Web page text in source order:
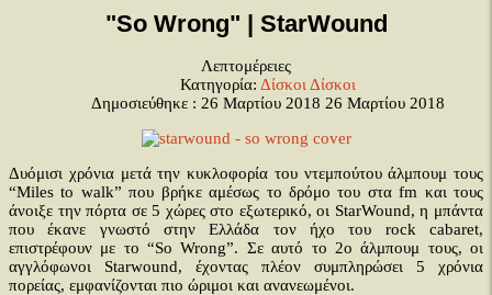
"So Wrong" | StarWound
Λεπτομέρειες
Κατηγορία: Δίσκοι Δίσκοι
Δημοσιεύθηκε : 26 Μαρτίου 2018 26 Μαρτίου 2018
Δυόμισι χρόνια μετά την κυκλοφορία του ντεμπούτου άλμπουμ τους
“Miles to walk” που βρήκε αμέσως το δρόμο του στα fm και τους
άνοιξε την πόρτα σε 5 χώρες στο εξωτερικό, οι StarWound, η μπάντα
που έκανε γνωστό στην Ελλάδα τον ήχο του rock cabaret,
επιστρέφουν με το “So Wrong”. Σε αυτό το 2ο άλμπουμ τους, οι
αγγλόφωνοι Starwound, έχοντας πλέον συμπληρώσει 5 χρόνια
πορείας, εμφανίζονται πιο ώριμοι και ανανεωμένοι.